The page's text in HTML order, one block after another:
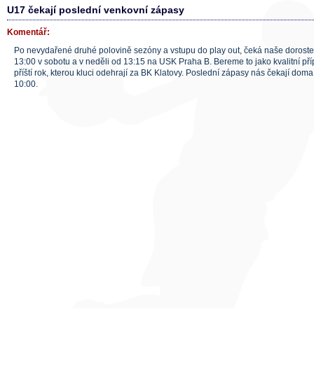
U17 čekají poslední venkovní zápasy
Komentář:
Po nevydařené druhé polovině sezóny a vstupu do play out, čeká naše
13:00 v sobotu a v neděli od 13:15 na USK Praha B. Bereme to jako kvalitní
příští rok, kterou kluci odehrají za BK Klatovy. Poslední zápasy nás čekají
10:00.